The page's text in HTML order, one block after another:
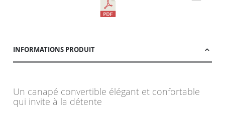
INFORMATIONS PRODUIT
Un canapé convertible élégant et confortable
qui invite à la détente